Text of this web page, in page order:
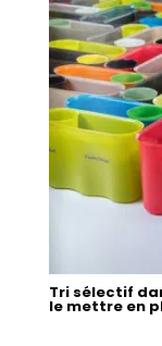
Tri sélectif
le mettre en